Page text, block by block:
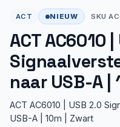
ACT NIEUW SKU
ACT AC6010
naar USB-A |
ACT AC6010 | USB 2.0
USB-A | 10m | Zwart